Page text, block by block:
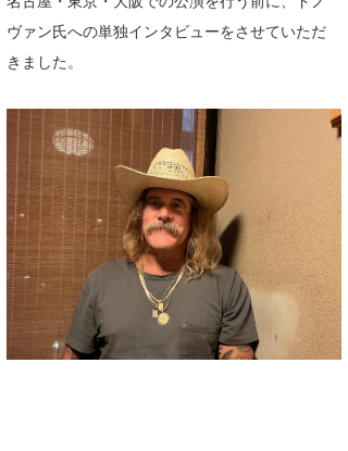
ヴァン氏への単独インタビューをさせていただ
きました。
伊豆
千葉南
大阪
四国
沖縄
ルール＆How to
VOTE!
サーファーズ